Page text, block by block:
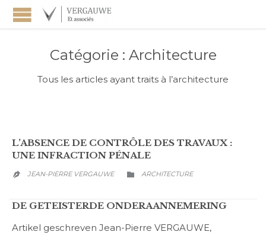
Catégorie : Architecture
Tous les articles ayant traits à l’architecture
L’ABSENCE DE CONTRÔLE DES TRAVAUX :
UNE INFRACTION PÉNALE
 JEAN-PIERRE VERGAUWE  CATEGORY
ARCHITECTURE
DE GETEISTERDE ONDERAANNEMERING
Artikel geschreven Jean-Pierre VERGAUWE,